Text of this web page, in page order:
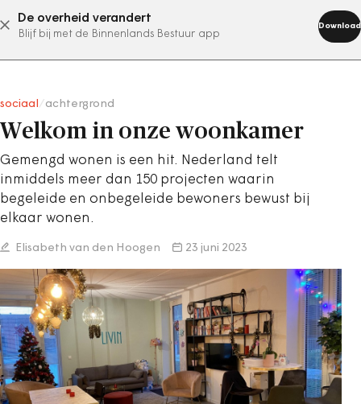
De overheid verandert
Blijf bij met de Binnenlands Bestuur app
Download
abonneer nu
sociaal achtergrond
Welkom in onze woonkamer
Gemengd wonen is een hit. Nederland telt
inmiddels meer dan 150 projecten waarin
begeleide en onbegeleide bewoners bewust bij
elkaar wonen.
Elisabeth van den Hoogen 23 juni 2023